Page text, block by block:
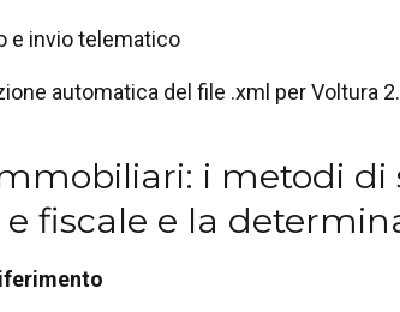
e invio telematico
automatica del file .xml per Voltura
i metodi
fiscale e la